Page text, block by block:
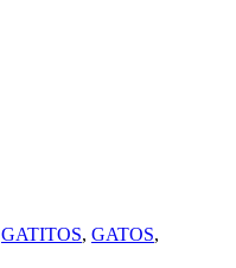
GATITOS, GATOS,